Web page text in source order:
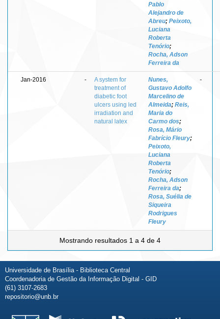
Pablo
Alejandro de
Abreu; Peixoto,
Luciana
Roberta
Tenório;
Rocha, Adson
Ferreira da
Jan-2016 -
A system for
treatment of
diabetic foot
ulcers using led
irradiation and
natural latex
Nunes,
Gustavo Adolfo
Marcelino de
Almeida; Reis,
Maria do
Carmo dos;
Rosa, Mário
Fabrício Fleury;
Peixoto,
Luciana
Roberta
Tenório;
Rocha, Adson
Ferreira da;
Rosa, Suélia de
Siqueira
Rodrigues
Fleury
-
Mostrando resultados 1 a 4 de 4
Universidade de Brasília - Biblioteca Central
Coordenadoria de Gestão da Informação Digital - GID
(61) 3107-2683
repositorio@unb.br